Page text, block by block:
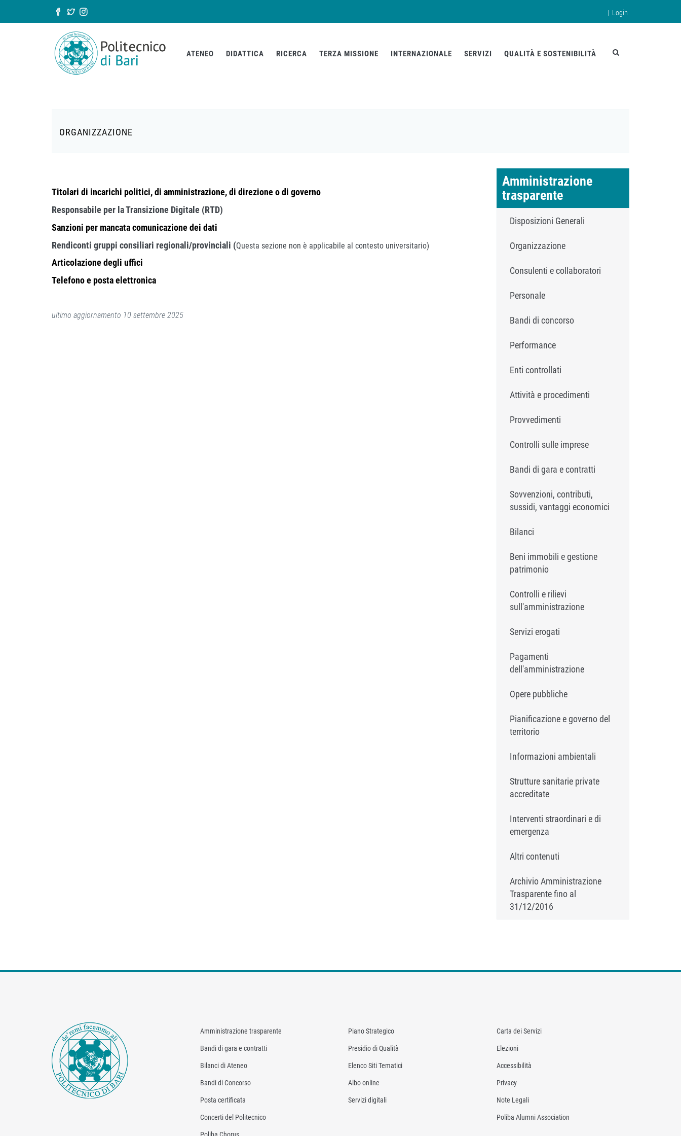
Salta al contenuto principale
| Login
Form di ricerca
ATENEO DIDATTICA RICERCA TERZA MISSIONE INTERNAZIONALE SERVIZI QUALITÀ E SOSTENIBILITÀ
ORGANIZZAZIONE
Titolari di incarichi politici, di amministrazione, di direzione o di governo
Responsabile per la Transizione Digitale (RTD)
Sanzioni per mancata comunicazione dei dati
Rendiconti gruppi consiliari regionali/provinciali (Questa sezione non è applicabile al contesto universitario)
Articolazione degli uffici
Telefono e posta elettronica
ultimo aggiornamento 10 settembre 2025
Amministrazione
trasparente
Disposizioni Generali
Organizzazione
Consulenti e collaboratori
Personale
Bandi di concorso
Performance
Enti controllati
Attività e procedimenti
Provvedimenti
Controlli sulle imprese
Bandi di gara e contratti
Sovvenzioni, contributi,
sussidi, vantaggi economici
Bilanci
Beni immobili e gestione
patrimonio
Controlli e rilievi
sull'amministrazione
Servizi erogati
Pagamenti
dell'amministrazione
Opere pubbliche
Pianificazione e governo del
territorio
Informazioni ambientali
Strutture sanitarie private
accreditate
Interventi straordinari e di
emergenza
Altri contenuti
Archivio Amministrazione
Trasparente fino al
31/12/2016
Amministrazione trasparente
Bandi di gara e contratti
Bilanci di Ateneo
Bandi di Concorso
Posta certificata
Concerti del Politecnico
Piano Strategico
Presidio di Qualità
Elenco Siti Tematici
Albo online
Servizi digitali
Carta dei Servizi
Elezioni
Accessibilità
Privacy
Note Legali
Poliba Alumni Association